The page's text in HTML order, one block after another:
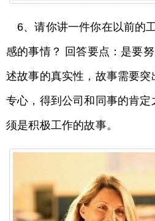
6、请你讲一件你在以前的
感的事情？ 回答要点：是要
述故事的真实性，故事需要突
专心，得到公司和同事的肯
须是积极工作的故事。